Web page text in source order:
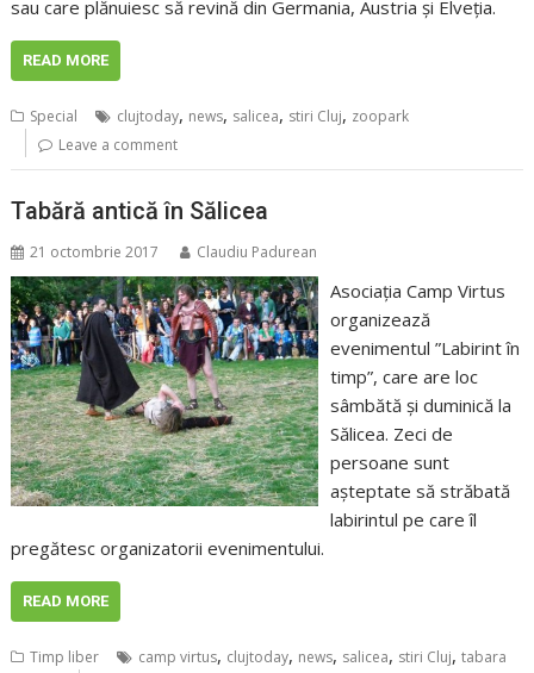
sau care plănuiesc să revină din Germania, Austria şi Elveţia.
READ MORE
Special clujtoday, news, salicea, stiri Cluj, zoopark
Leave a comment
Tabără antică în Sălicea
21 octombrie 2017 Claudiu Padurean
Asociaţia Camp Virtus
organizează
evenimentul ”Labirint în
timp”, care are loc
sâmbătă şi duminică la
Sălicea. Zeci de
persoane sunt
aşteptate să străbată
labirintul pe care îl
pregătesc organizatorii evenimentului.
READ MORE
Timp liber camp virtus, clujtoday, news, salicea, stiri Cluj,tabara